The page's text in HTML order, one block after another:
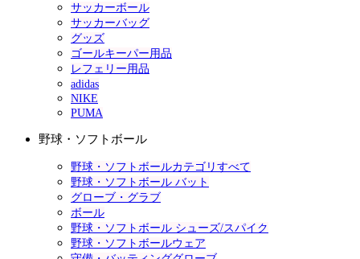
サッカーボール
サッカーバッグ
グッズ
ゴールキーパー用品
レフェリー用品
adidas
NIKE
PUMA
野球・ソフトボール
野球・ソフトボールカテゴリすべて
野球・ソフトボール バット
グローブ・グラブ
ボール
野球・ソフトボール シューズ/スパイク
野球・ソフトボールウェア